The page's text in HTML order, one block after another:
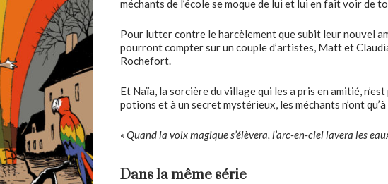
méchants de l’école se moque de lui et lui en fait voir de
Pour lutter contre le harcèlement que subit leur nouvel
pourront compter sur un couple d’artistes, Matt et
Rochefort.
Et Naïa, la sorcière du village qui les a pris en amitié,
potions et à un secret mystérieux, les méchants n’ont
« Quand la voix magique s’élèvera, l’arc-en-ciel lavera les
Dans la même série